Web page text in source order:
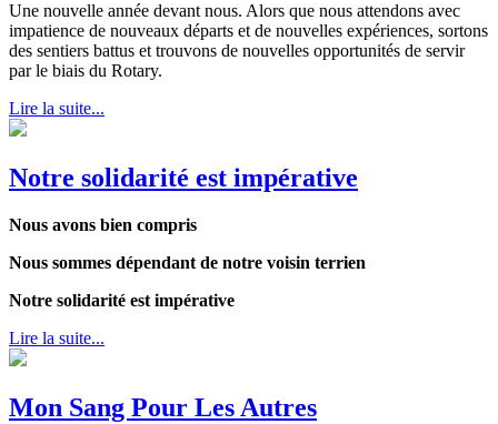
Une nouvelle année devant nous. Alors que nous attendons avec
impatience de nouveaux départs et de nouvelles expériences, sortons
des sentiers battus et trouvons de nouvelles opportunités de servir
par le biais du Rotary.
Lire la suite...
Notre solidarité est impérative
Nous avons bien compris
Nous sommes dépendant de notre voisin terrien
Notre solidarité est impérative
Lire la suite...
Mon Sang Pour Les Autres